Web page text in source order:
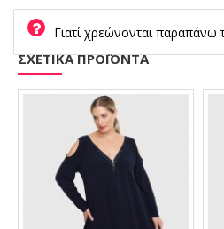
Γιατί χρεώνονται παραπάνω
ΣΧΕΤΙΚΑ ΠΡΟΪΟΝΤΑ